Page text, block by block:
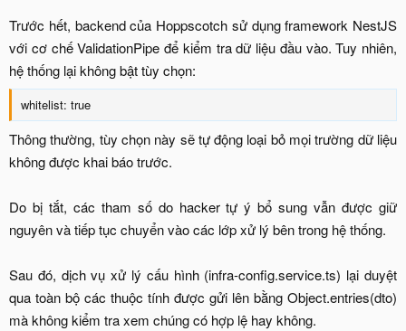
Trước hết, backend của Hoppscotch sử dụng framework NestJS
với cơ chế ValidationPipe để kiểm tra dữ liệu đầu vào. Tuy nhiên,
hệ thống lại không bật tùy chọn:​
whitelist: true​
Thông thường, tùy chọn này sẽ tự động loại bỏ mọi trường dữ liệu
không được khai báo trước.
Do bị tắt, các tham số do hacker tự ý bổ sung vẫn được giữ
nguyên và tiếp tục chuyển vào các lớp xử lý bên trong hệ thống.
Sau đó, dịch vụ xử lý cấu hình (infra-config.service.ts) lại duyệt
qua toàn bộ các thuộc tính được gửi lên bằng Object.entries(dto)
mà không kiểm tra xem chúng có hợp lệ hay không.